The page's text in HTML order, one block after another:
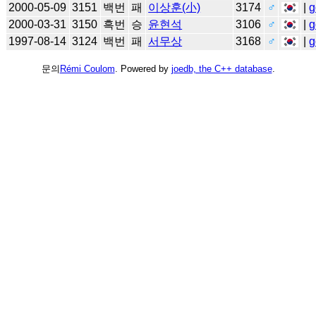
2000-05-09 3151 백번 패 이상훈(小) 3174 ♂ |
2000-03-31 3150 흑번 승 윤현석 3106 ♂ |
1997-08-14 3124 백번 패 서무상 3168 ♂ |
문의 Rémi Coulom . Powered by joedb, the C++ database.